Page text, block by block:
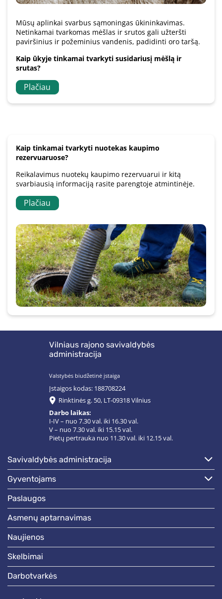
Mūsų aplinkai svarbus sąmoningas ūkininkavimas.
Netinkamai tvarkomas mėšlas ir srutos gali užteršti
paviršinius ir požeminius vandenis, padidinti oro taršą.
Kaip ūkyje tinkamai tvarkyti susidariusį mėšlą ir
srutas?
Plačiau
Kaip tinkamai tvarkyti nuotekas kaupimo
rezervuaruose?
Reikalavimus nuotekų kaupimo rezervuarui ir kitą
svarbiausią informaciją rasite parengtoje atmintinėje.
Plačiau
Vilniaus rajono savivaldybės
administracija
Valstybės biudžetinė įstaiga
Įstaigos kodas: 188708224
Rinktinės g. 50, LT-09318 Vilnius
Darbo laikas:
I-IV – nuo 7.30 val. iki 16.30 val.
V – nuo 7.30 val. iki 15.15 val.
Pietų pertrauka nuo 11.30 val. iki 12.15 val.
savivaldybės administracija
gyventojams
paslaugos
asmenų aptarnavimas
naujienos
skelbimai
darbotvarkės